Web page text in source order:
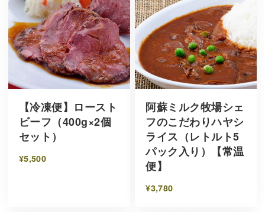
【冷凍便】ロースト
ビーフ（400g×2個
セット）
¥5,500
阿蘇ミルク牧場シェ
フのこだわりハヤシ
ライス（レトルト5
パック入り）【常温
便】
¥3,780